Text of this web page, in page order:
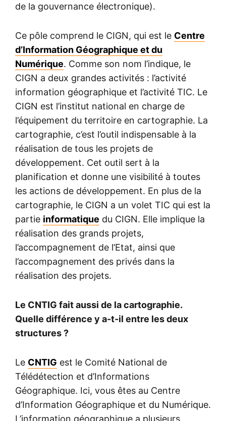
de la gouvernance électronique).
Ce pôle comprend le CIGN, qui est le Centre
d’Information Géographique et du
Numérique. Comme son nom l’indique, le
CIGN a deux grandes activités : l’activité
information géographique et l’activité TIC. Le
CIGN est l’institut national en charge de
l’équipement du territoire en cartographie. La
cartographie, c’est l’outil indispensable à la
réalisation de tous les projets de
développement. Cet outil sert à la
planification et donne une visibilité à toutes
les actions de développement. En plus de la
cartographie, le CIGN a un volet TIC qui est la
partie informatique du CIGN. Elle implique la
réalisation des grands projets,
l’accompagnement de l’Etat, ainsi que
l’accompagnement des privés dans la
réalisation des projets.
Le CNTIG fait aussi de la cartographie.
Quelle différence y a-t-il entre les deux
structures ?
Le CNTIG est le Comité National de
Télédétection et d’Informations
Géographique. Ici, vous êtes au Centre
d’Information Géographique et du Numérique.
L’information géographique a plusieurs